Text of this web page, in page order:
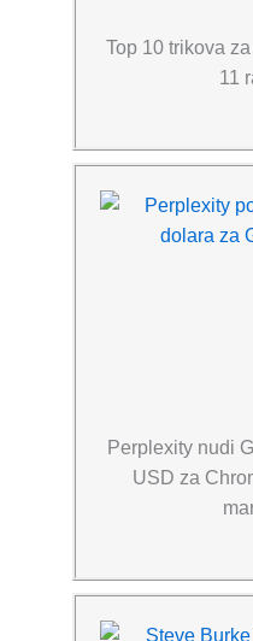
Top 10 trikova
11
Perplexity nudi
USD za